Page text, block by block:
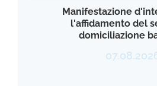
Manifestazione
l'affidamento del
domiciliazione